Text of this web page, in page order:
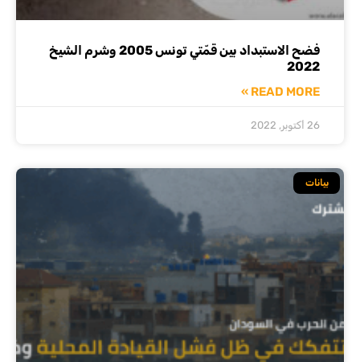
فضح الاستبداد بين قمّتي تونس 2005 وشرم الشيخ
2022
READ MORE »
26 أكتوبر, 2022
بيانات